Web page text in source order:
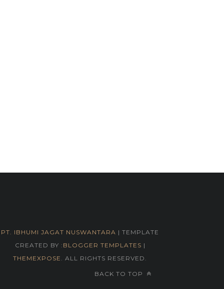
PT. IBHUMI JAGAT NUSWANTARA | TEMPLATE
CREATED BY : BLOGGER TEMPLATES |
THEMEXPOSE . ALL RIGHTS RESERVED.
BACK TO TOP